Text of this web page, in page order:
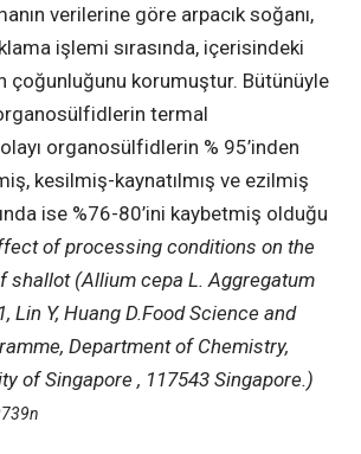
verilerine göre arpacık soğanı,
işlemi sırasında, içerisindeki
çoğunluğunu korumuştur. Bütünüyle
organosülfidlerin termal
organosülfidlerin % 95’inden
kesilmiş-kaynatılmış ve ezilmiş
ise %76-80’ini kaybetmiş olduğu
of processing conditions on the
shallot (Allium cepa L. Aggregatum
Lin Y, Huang D.Food Science and
Department of Chemistry,
of Singapore , 117543 Singapore.)